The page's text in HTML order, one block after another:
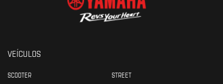
VEÍCULOS
SCOOTER
STREET